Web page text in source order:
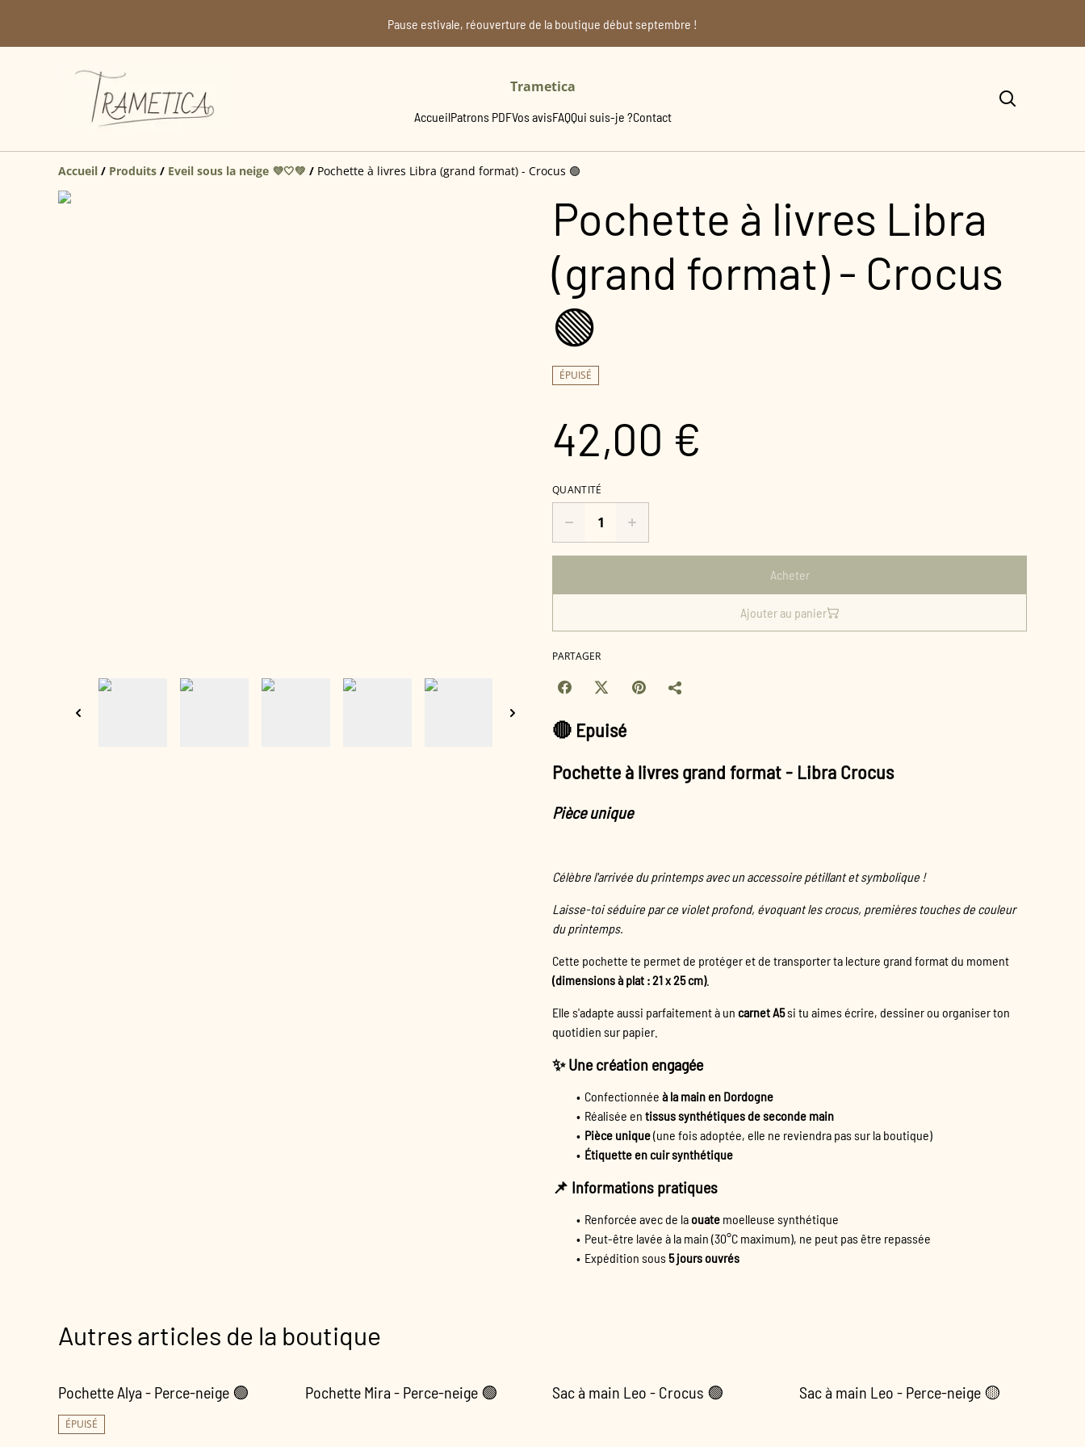
Pause estivale, réouverture de la boutique début septembre !
Trametica
AccueilPatrons PDFVos avisFAQQui suis-je ?Contact
Accueil / Produits / Eveil sous la neige 💜🤍💚 / Pochette à livres Libra (grand format) - Crocus 🟢
Pochette à livres Libra
(grand format) - Crocus
🟢
ÉPUISÉ
42,00 €
QUANTITÉ
Acheter
Ajouter au panier
PARTAGER
🔴 Epuisé
Pochette à livres grand format - Libra Crocus
Pièce unique
Célèbre l'arrivée du printemps avec un accessoire pétillant et symbolique !
Laisse-toi séduire par ce violet profond, évoquant les crocus, premières touches de couleur
du printemps.
Cette pochette te permet de protéger et de transporter ta lecture grand format du moment
(dimensions à plat : 21 x 25 cm).
Elle s'adapte aussi parfaitement à un carnet A5si tu aimes écrire, dessiner ou organiser ton
quotidien sur papier.
✨ Une création engagée
Confectionnée à la main en Dordogne
Réalisée en tissus synthétiques de seconde main
Pièce unique(une fois adoptée, elle ne reviendra pas sur la boutique)
Étiquette en cuir synthétique
📌 Informations pratiques
Renforcée avec de la ouate moelleuse synthétique
Peut-être lavée à la main (30°C maximum), ne peut pas être repassée
Expédition sous 5 jours ouvrés
Autres articles de la boutique
Pochette Alya - Perce-neige 🟢
ÉPUISÉ
Pochette Mira - Perce-neige 🟢 Sac à main Leo - Crocus 🟢 Sac à main Leo - Perce-neige 🟡